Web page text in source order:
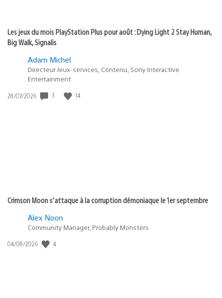
Les jeux du mois PlayStation Plus pour août : Dying Light 2 Stay Human,
Big Walk, Signalis
Adam Michel
Directeur Jeux-services, Contenu, Sony Interactive
Entertainment
Date
28/07/2026 3 14
Crimson Moon s’attaque à la corruption démoniaque le 1er septembre
Alex Noon
Community Manager, Probably Monsters
Date
04/08/2026 4